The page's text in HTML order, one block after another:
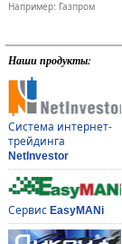
Например: Газпром
Наши продукты:
Система интернет-
трейдинга
NetInvestor
Сервис EasyMANi